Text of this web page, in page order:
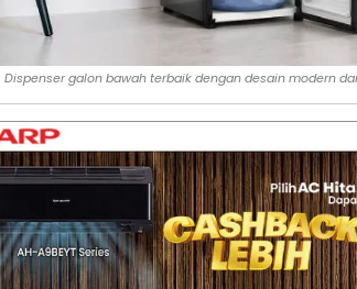
Dispenser galon bawah terbaik dengan desain modern